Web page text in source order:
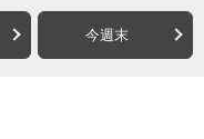
今週末